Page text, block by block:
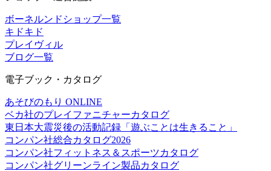
ボーネルンドショップ一覧
キドキド
プレイヴィル
ブログ一覧
電子ブック・カタログ
あそびのもり ONLINE
ベカ社のプレイファニチャーカタログ
東日本大震災後の活動記録「遊ぶことは生きること」
コンパン社総合カタログ2026
コンパン社フィットネス＆スポーツカタログ
コンパン社グリーンライン製品カタログ